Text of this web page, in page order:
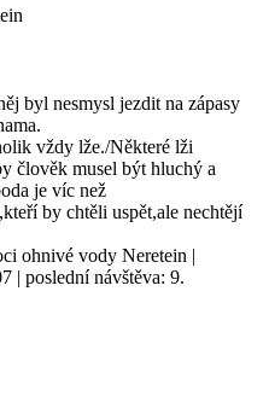
byl nesmysl jezdit na zápasy
vždy lže./Některé lži
člověk musel být hluchý a
je víc než
by chtěli uspět,ale nechtějí
ohnivé vody Neretein |
| poslední návštěva: 9.